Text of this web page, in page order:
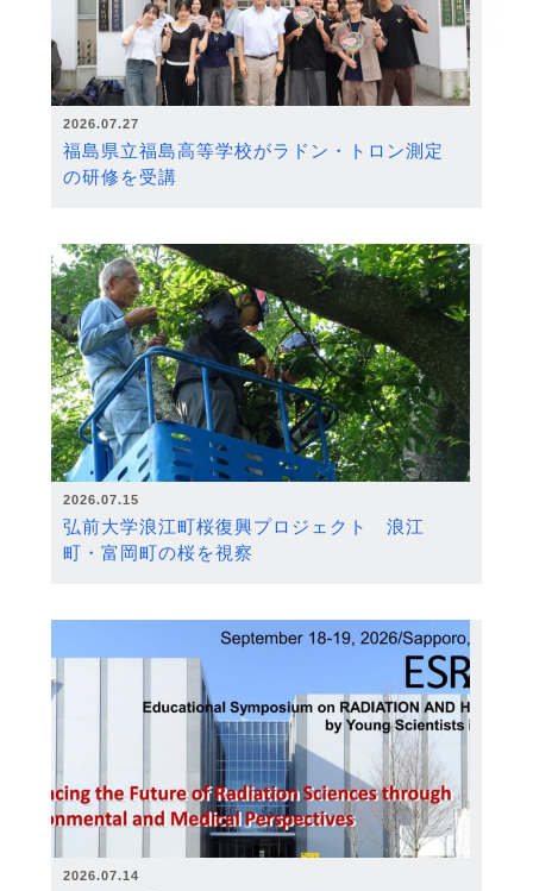
2026.07.27
福島県立福島高等学校がラドン・トロン測定
の研修を受講
2026.07.15
弘前大学浪江町桜復興プロジェクト 浪江
町・富岡町の桜を視察
2026.07.14